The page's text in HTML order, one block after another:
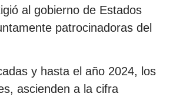
al gobierno de Estados
patrocinadoras del
y hasta el año 2024, los
ascienden a la cifra